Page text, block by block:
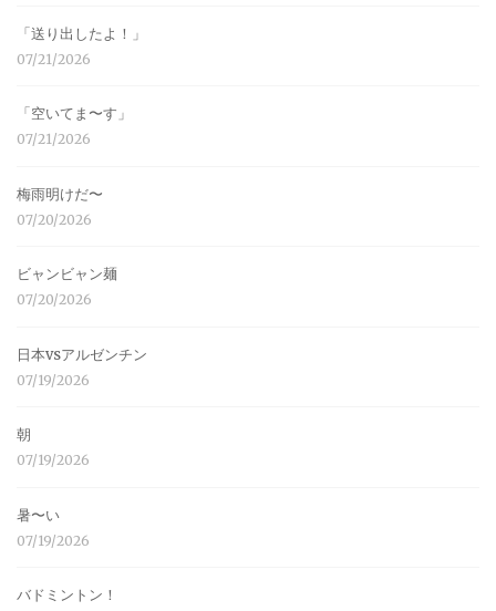
「送り出したよ！」
07/21/2026
「空いてま〜す」
07/21/2026
梅雨明けだ〜
07/20/2026
ビャンビャン麺
07/20/2026
日本vsアルゼンチン
07/19/2026
朝
07/19/2026
暑〜い
07/19/2026
バドミントン！